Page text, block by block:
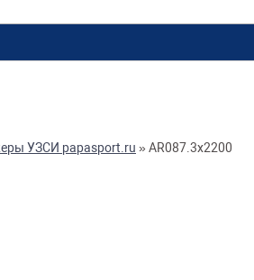
УЗСИ papasport.ru »AR087.3х2200